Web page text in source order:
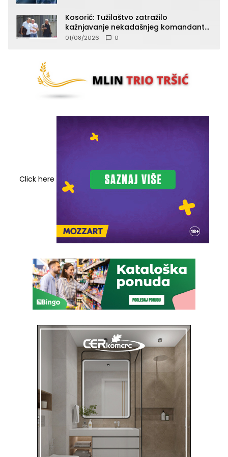
Kosorić: Tužilaštvo zatražilo
kažnjavanje nekadašnjeg komandanta
Vlaseničke brigade
01/08/2026 0
Click here